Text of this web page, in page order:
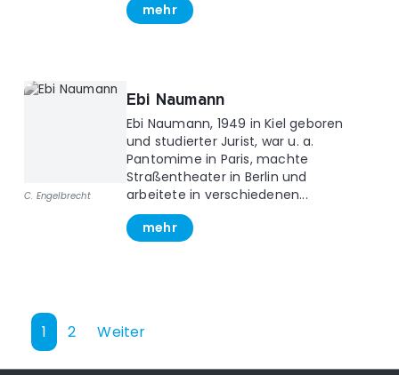
mehr
C. Engelbrecht
Ebi Naumann
Ebi Naumann, 1949 in Kiel geboren
und studierter Jurist, war u. a.
Pantomime in Paris, machte
Straßentheater in Berlin und
arbeitete in verschiedenen...
mehr
1 2 Weiter